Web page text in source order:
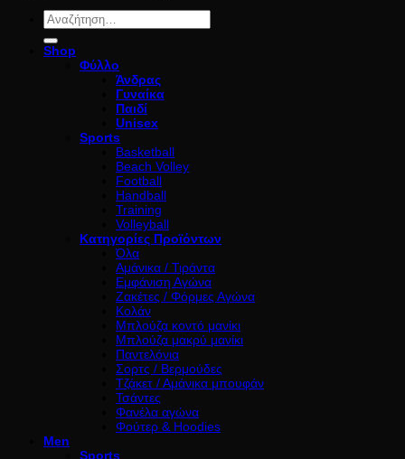
Αναζήτηση
για:
Shop
Φύλλο
Άνδρας
Γυναίκα
Παιδί
Unisex
Sports
Basketball
Beach Volley
Football
Handball
Training
Volleyball
Κατηγορίες Προϊόντων
Όλα
Αμάνικα / Τιράντα
Εμφάνιση Αγώνα
Ζακέτες / Φόρμες Αγώνα
Κολάν
Μπλούζα κοντό μανίκι
Μπλούζα μακρύ μανίκι
Παντελόνια
Σορτς / Βερμούδες
Τζάκετ / Αμάνικα μπουφάν
Τσάντες
Φανέλα αγώνα
Φούτερ & Hoodies
Men
Sports